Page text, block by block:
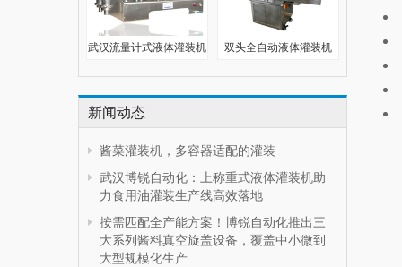
武汉流量计式液体灌装机 双头全自动液体灌装机
新闻动态
酱菜灌装机，多容器适配的灌装
武汉博锐自动化：上称重式液体灌装机助
力食用油灌装生产线高效落地
按需匹配全产能方案！博锐自动化推出三
大系列酱料真空旋盖设备，覆盖中小微到
大型规模化生产